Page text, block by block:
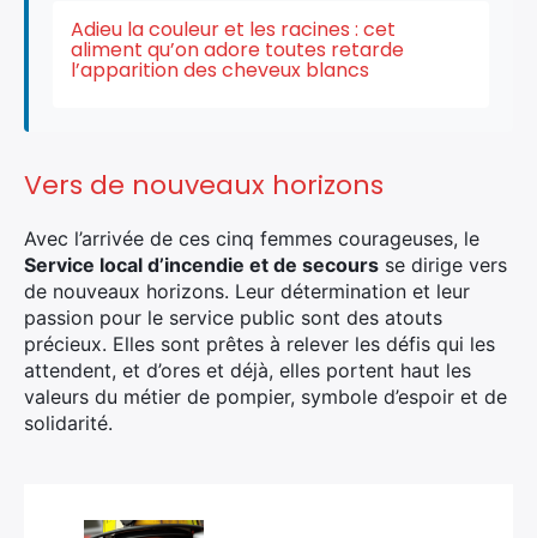
Adieu la couleur et les racines : cet
aliment qu’on adore toutes retarde
l’apparition des cheveux blancs
Vers de nouveaux horizons
Avec l’arrivée de ces cinq femmes courageuses, le
Service local d’incendie et de secours se dirige vers
de nouveaux horizons. Leur détermination et leur
passion pour le service public sont des atouts
précieux. Elles sont prêtes à relever les défis qui les
attendent, et d’ores et déjà, elles portent haut les
valeurs du métier de pompier, symbole d’espoir et de
solidarité.